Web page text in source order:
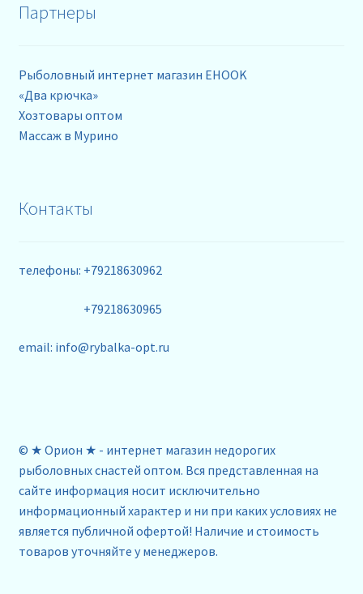
Партнеры
Рыболовный интернет магазин EHOOK
«Два крючка»
Хозтовары оптом
Массаж в Мурино
Контакты
телефоны: +79218630962
+79218630965
email: info@rybalka-opt.ru
© ★ Орион ★ - интернет магазин недорогих
рыболовных снастей оптом. Вся представленная на
сайте информация носит исключительно
информационный характер и ни при каких условиях не
является публичной офертой! Наличие и стоимость
товаров уточняйте у менеджеров.